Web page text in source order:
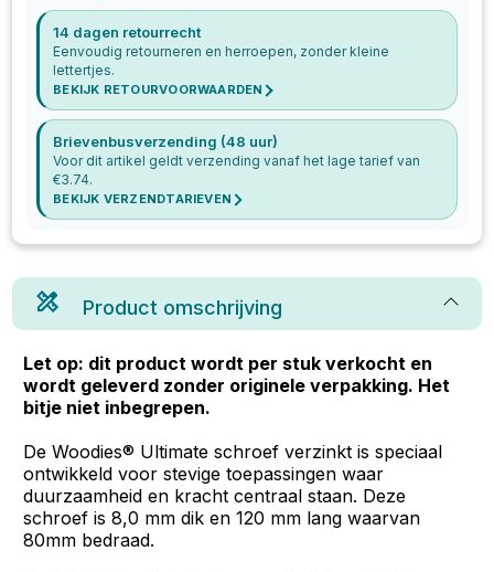
14 dagen retourrecht
Eenvoudig retourneren en herroepen, zonder kleine
lettertjes.
BEKIJK RETOURVOORWAARDEN
Brievenbusverzending (48 uur)
Voor dit artikel geldt verzending vanaf het lage tarief van
€3.74.
BEKIJK VERZENDTARIEVEN
Product omschrijving
Let op: dit product wordt per stuk verkocht en
wordt geleverd zonder originele verpakking. Het
bitje niet inbegrepen.
De Woodies® Ultimate schroef verzinkt is speciaal
ontwikkeld voor stevige toepassingen waar
duurzaamheid en kracht centraal staan. Deze
schroef is 8,0 mm dik en 120 mm lang waarvan
80mm bedraad.